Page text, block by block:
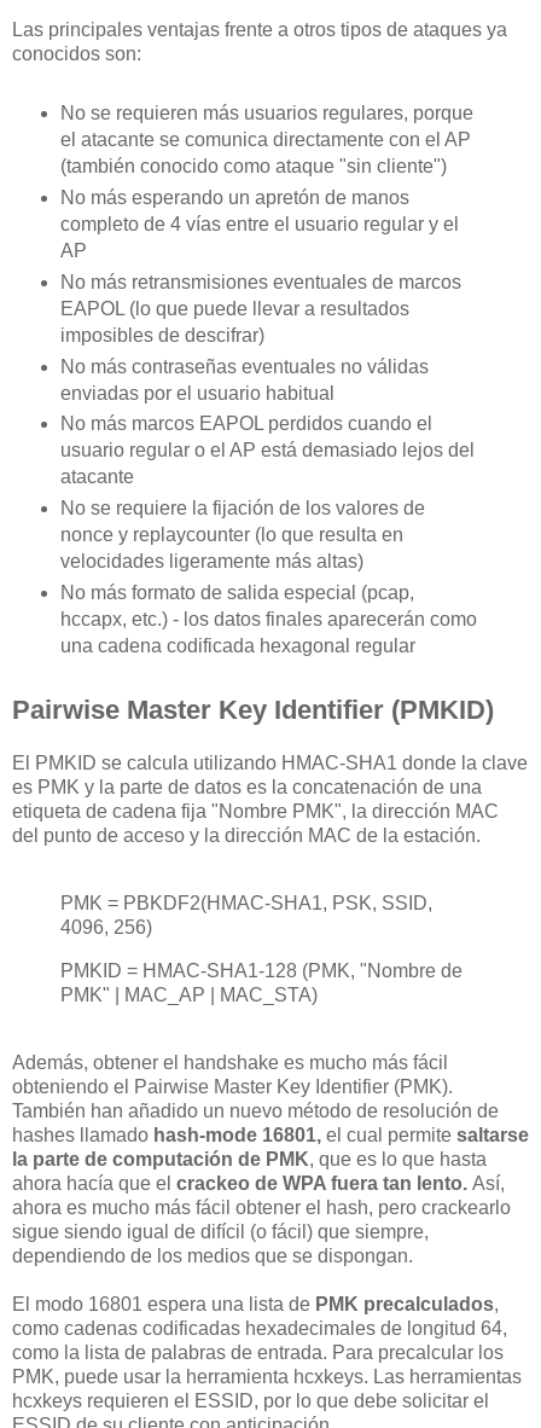
Las principales ventajas frente a otros tipos de ataques ya
conocidos son:
No se requieren más usuarios regulares, porque
el atacante se comunica directamente con el AP
(también conocido como ataque "sin cliente")
No más esperando un apretón de manos
completo de 4 vías entre el usuario regular y el
AP
No más retransmisiones eventuales de marcos
EAPOL (lo que puede llevar a resultados
imposibles de descifrar)
No más contraseñas eventuales no válidas
enviadas por el usuario habitual
No más marcos EAPOL perdidos cuando el
usuario regular o el AP está demasiado lejos del
atacante
No se requiere la fijación de los valores de
nonce y replaycounter (lo que resulta en
velocidades ligeramente más altas)
No más formato de salida especial (pcap,
hccapx, etc.) - los datos finales aparecerán como
una cadena codificada hexagonal regular
Pairwise Master Key Identifier (PMKID)
El PMKID se calcula utilizando HMAC-SHA1 donde la clave
es PMK y la parte de datos es la concatenación de una
etiqueta de cadena fija "Nombre PMK", la dirección MAC
del punto de acceso y la dirección MAC de la estación.
PMK = PBKDF2(HMAC-SHA1, PSK, SSID,
4096, 256)
PMKID = HMAC-SHA1-128 (PMK, "Nombre de
PMK" | MAC_AP | MAC_STA)
Además, obtener el handshake es mucho más fácil
obteniendo el Pairwise Master Key Identifier (PMK).
También han añadido un nuevo método de resolución de
hashes llamado hash-mode 16801, el cual permite saltarse
la parte de computación de PMK, que es lo que hasta
ahora hacía que el crackeo de WPA fuera tan lento. Así,
ahora es mucho más fácil obtener el hash, pero crackearlo
sigue siendo igual de difícil (o fácil) que siempre,
dependiendo de los medios que se dispongan.
El modo 16801 espera una lista de PMK precalculados,
como cadenas codificadas hexadecimales de longitud 64,
como la lista de palabras de entrada. Para precalcular los
PMK, puede usar la herramienta hcxkeys. Las herramientas
hcxkeys requieren el ESSID, por lo que debe solicitar el